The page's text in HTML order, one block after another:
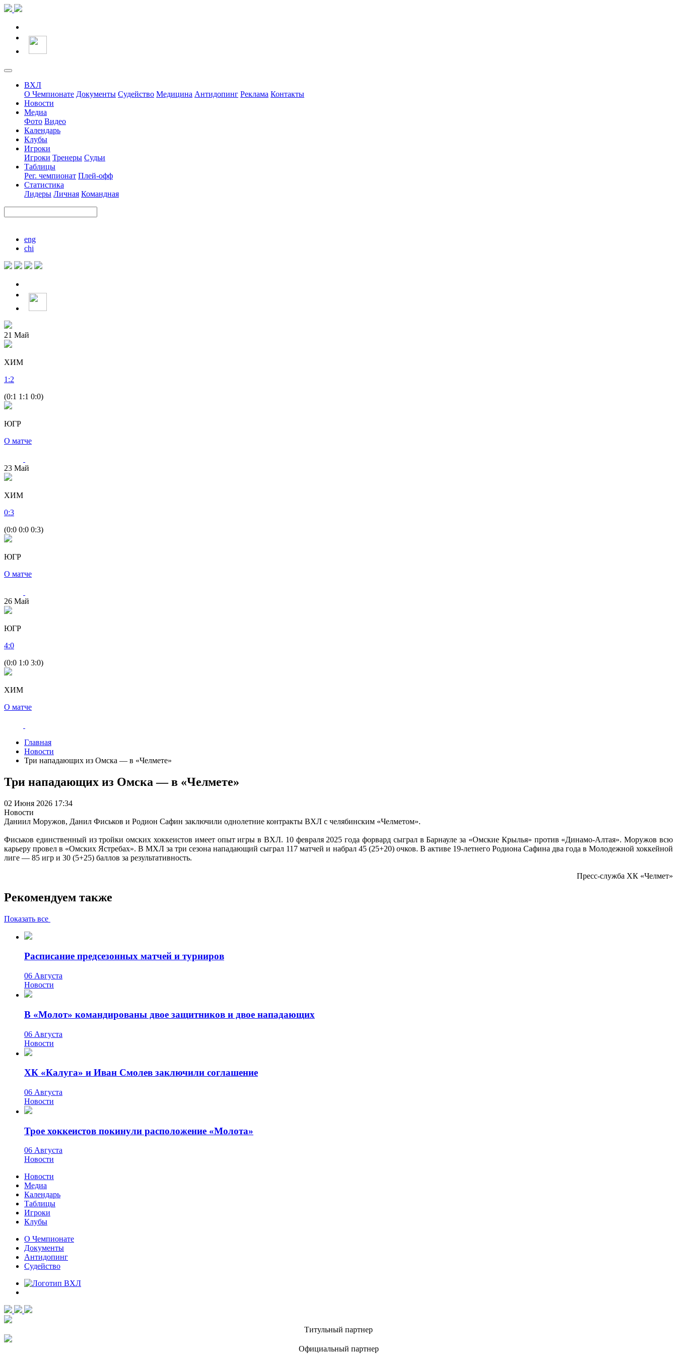
ВХЛ
О Чемпионате Документы Судейство Медицина Антидопинг Реклама Контакты
Новости
Медиа
Фото Видео
Календарь
Клубы
Игроки
Игроки Тренеры Судьи
Таблицы
Рег. чемпионат Плей-офф
Статистика
Лидеры Личная Командная
eng
chi
21 Май
ХИМ
1 :2
(0:1 1:1 0:0)
ЮГР
О матче
23 Май
ХИМ
0:3
(0:0 0:0 0:3)
ЮГР
О матче
26 Май
ЮГР
4:0
(0:0 1:0 3:0)
ХИМ
О матче
Главная
Новости
Три нападающих из Омска — в «Челмете»
Три нападающих из Омска — в «Челмете»
02 Июня 2026 17:34
Новости
Даниил Моружов, Данил Фиськов и Родион Сафин заключили однолетние контракты ВХЛ с челябинским «Челметом».
Фиськов единственный из тройки омских хоккеистов имеет опыт игры в ВХЛ. 10 февраля 2025 года форвард сыграл в Барнауле за «Омские Крылья» против «Динамо-Алтая». Моружов всю
карьеру провел в «Омских Ястребах». В МХЛ за три сезона нападающий сыграл 117 матчей и набрал 45 (25+20) очков. В активе 19-летнего Родиона Сафина два года в Молодежной хоккейной
лиге — 85 игр и 30 (5+25) баллов за результативность.
Пресс-служба ХК «Челмет»
Рекомендуем также
Показать все
Расписание предсезонных матчей и турниров
06 Августа
Новости
В «Молот» командированы двое защитников и двое нападающих
06 Августа
Новости
ХК «Калуга» и Иван Смолев заключили соглашение
06 Августа
Новости
Трое хоккеистов покинули расположение «Молота»
06 Августа
Новости
Новости
Медиа
Календарь
Таблицы
Игроки
Клубы
О Чемпионате
Документы
Антидопинг
Судейство
Титульный партнер
Официальный партнер